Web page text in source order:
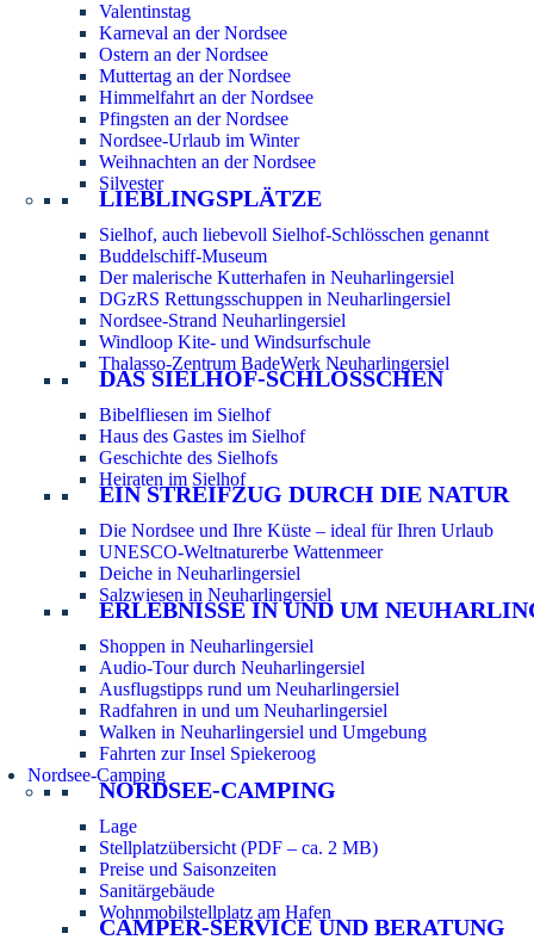
Valentinstag
Karneval an der Nordsee
Ostern an der Nordsee
Muttertag an der Nordsee
Himmelfahrt an der Nordsee
Pfingsten an der Nordsee
Nordsee-Urlaub im Winter
Weihnachten an der Nordsee
Silvester
LIEBLINGSPLÄTZE
Sielhof, auch liebevoll Sielhof-Schlösschen genannt
Buddelschiff-Museum
Der malerische Kutterhafen in Neuharlingersiel
DGzRS Rettungsschuppen in Neuharlingersiel
Nordsee-Strand Neuharlingersiel
Windloop Kite- und Windsurfschule
Thalasso-Zentrum BadeWerk Neuharlingersiel
DAS SIELHOF-SCHLÖSSCHEN
Bibelfliesen im Sielhof
Haus des Gastes im Sielhof
Geschichte des Sielhofs
Heiraten im Sielhof
EIN STREIFZUG DURCH DIE NATUR
Die Nordsee und Ihre Küste – ideal für Ihren Urlaub
UNESCO-Weltnaturerbe Wattenmeer
Deiche in Neuharlingersiel
Salzwiesen in Neuharlingersiel
ERLEBNISSE IN UND UM
Shoppen in Neuharlingersiel
Audio-Tour durch Neuharlingersiel
Ausflugstipps rund um Neuharlingersiel
Radfahren in und um Neuharlingersiel
Walken in Neuharlingersiel und Umgebung
Fahrten zur Insel Spiekeroog
Nordsee-Camping
NORDSEE-CAMPING
Lage
Stellplatzübersicht (PDF – ca. 2 MB)
Preise und Saisonzeiten
Sanitärgebäude
Wohnmobilstellplatz am Hafen
CAMPER-SERVICE UND BERATUNG